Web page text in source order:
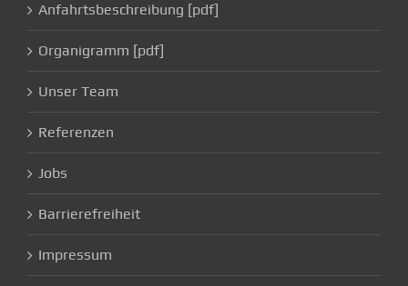
Anfahrtsbeschreibung [pdf]
Organigramm [pdf]
Unser Team
Referenzen
Jobs
Barrierefreiheit
Impressum